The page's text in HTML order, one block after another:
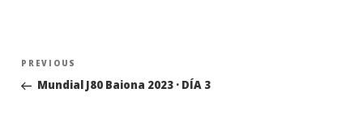
Navegación
entradas
Previous
Post
PREVIOUS
Mundial J80 Baiona 2023 · DÍA 3